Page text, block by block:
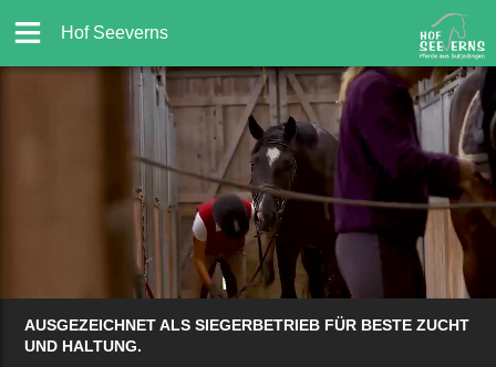
Hof Seeverns
AUSGEZEICHNET ALS SIEGERBETRIEB FÜR BESTE ZUCHT
UND HALTUNG.